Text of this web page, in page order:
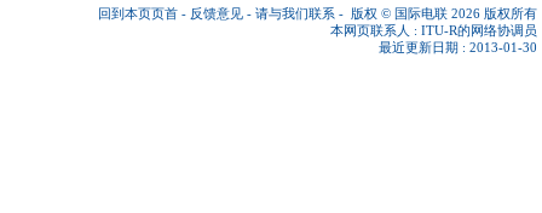
回到本页页首 - 反馈意见 - 请与我们联系 - 版权 © 国际电联 2026 版权所有
本网页联系人 : ITU-R的网络协调员
最近更新日期 : 2013-01-30